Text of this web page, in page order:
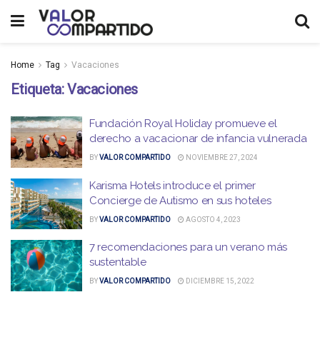
Home Tag Vacaciones
Etiqueta:Vacaciones
Fundación Royal Holiday promueve el
derecho a vacacionar de infancia vulnerada
BYVALOR COMPARTIDO NOVIEMBRE 27, 2024
Karisma Hotels introduce el primer
Concierge de Autismo en sus hoteles
BYVALOR COMPARTIDO AGOSTO 4, 2023
7 recomendaciones para un verano más
sustentable
BYVALOR COMPARTIDO DICIEMBRE 15, 2022